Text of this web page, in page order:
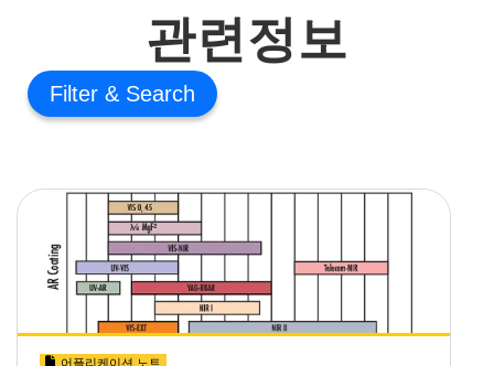
관련정보
Filter
어플리케이션 노트